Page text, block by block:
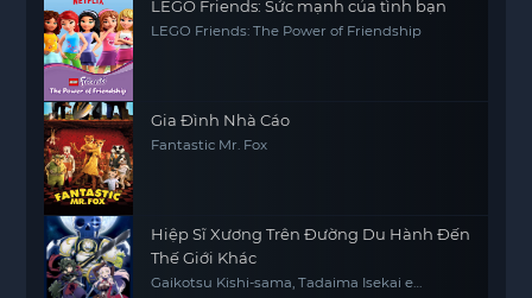
LEGO Friends: Sức mạnh của tình bạn
LEGO Friends: The Power of Friendship
Gia Đình Nhà Cáo
Fantastic Mr. Fox
Hiệp Sĩ Xương Trên Đường Du Hành Đến
Thế Giới Khác
Gaikotsu Kishi-sama, Tadaima Isekai e